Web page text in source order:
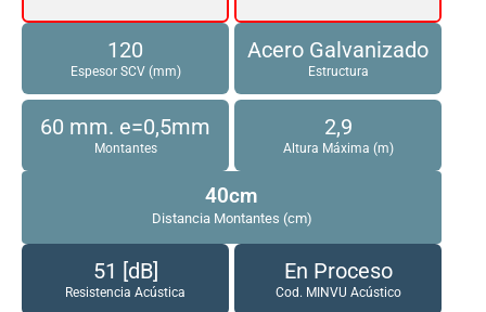
120
Espesor SCV (mm)
Acero Galvanizado
Estructura
60 mm. e=0,5mm
Montantes
2,9
Altura Máxima (m)
40cm
Distancia Montantes (cm)
51 [dB]
Resistencia Acústica
En Proceso
Cod. MINVU Acústico